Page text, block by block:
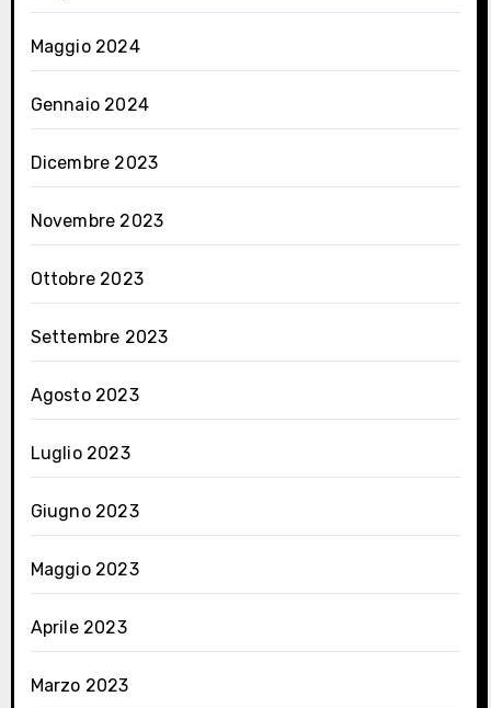
Maggio 2024
Gennaio 2024
Dicembre 2023
Novembre 2023
Ottobre 2023
Settembre 2023
Agosto 2023
Luglio 2023
Giugno 2023
Maggio 2023
Aprile 2023
Marzo 2023